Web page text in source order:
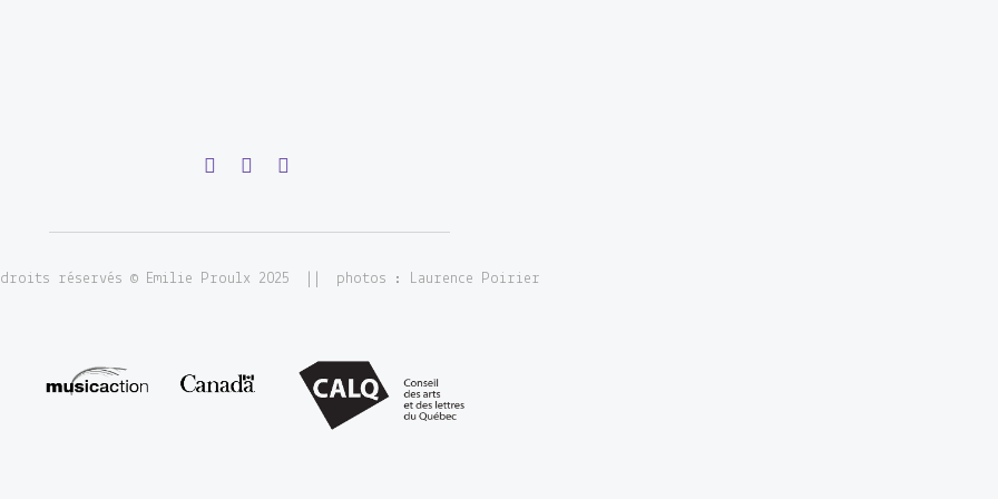
droits réservés © Emilie Proulx 2025 || photos : Laurence Poirier